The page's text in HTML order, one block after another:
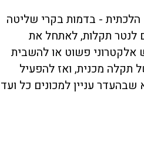
- בדמות בקרי שליטה
לנטר תקלות, לאתחל את
פשוט או להשבית
מכנית, ואז להפעיל
עניין למכונים כל ועד